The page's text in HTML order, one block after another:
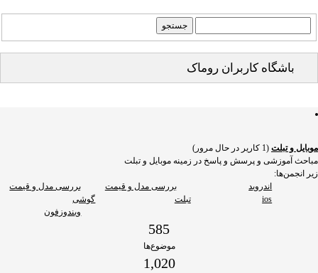
باشگاه کاربران روماک
موبایل و تبلت (1 کاریر در حال مرور)
مباحث آموزشی و پرسش و پاسخ در زمینه موبایل و تبلت
زیر انجمن‌ها:
بررسی مدل و قیمت
گوشی
بررسی مدل و قیمت
تبلت
اندروید
ios
ویندوزفون
585
موضوع‌ها
1,020